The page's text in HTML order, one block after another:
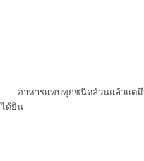
อาหารแทบทุกชนิดล้วนแล้วแต่
ได้ยิน